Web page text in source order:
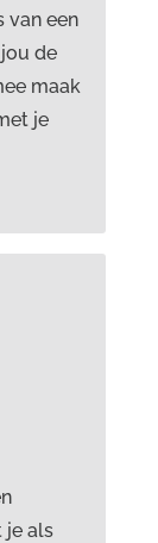
van een
de
maak
je
je als
&